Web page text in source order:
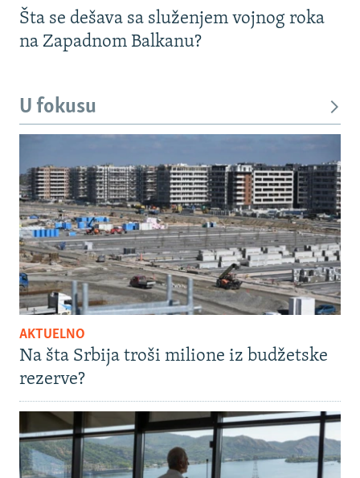
Šta se dešava sa služenjem vojnog roka
na Zapadnom Balkanu?
U fokusu
AKTUELNO
Na šta Srbija troši milione iz budžetske
rezerve?